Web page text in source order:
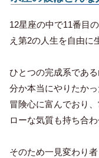
12星座の中で11番目
え第2の人生を自由に
ひとつの完成系であ
分か本当にやりたか
冒険心に富んでおり
ローな気質も持ち合わ
そのため一見変わり